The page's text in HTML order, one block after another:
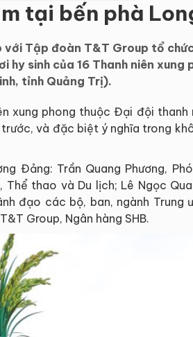
tại bến phà
với Tập đoàn T&T Group tổ
hy sinh của 16 Thanh niên xung
tỉnh Quảng Trị).
xung phong thuộc Đại đội thanh
và đặc biệt ý nghĩa trong
Đảng: Trần Quang Phương,
Thể thao và Du lịch; Lê Ngọc
đạo các bộ, ban, ngành Trung
Group, Ngân hàng SHB.